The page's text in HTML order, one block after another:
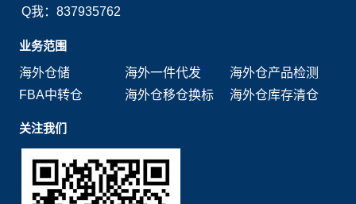
Q我：837935762
业务范围
海外仓储
海外一件代发
海外仓产品检测
FBA中转仓
海外仓移仓换标 海外仓库存清仓
关注我们